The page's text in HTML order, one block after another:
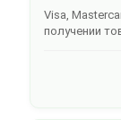
Visa,
получении